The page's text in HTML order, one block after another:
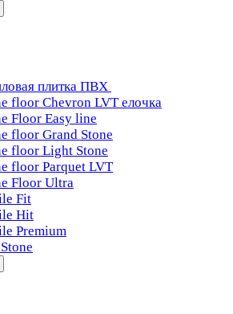
плитка ПВХ
floor Chevron LVT елочка
Floor Easy line
floor Grand Stone
floor Light Stone
floor Parquet LVT
Floor Ultra
Fit
Hit
Premium